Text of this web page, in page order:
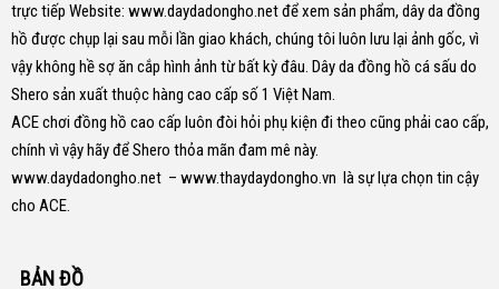
trực tiếp Website: www.daydadongho.netđể xem sản phẩm, dây da đồng
hồ được chụp lại sau mỗi lần giao khách, chúng tôi luôn lưu lại ảnh gốc, vì
vậy không hề sợ ăn cắp hình ảnh từ bất kỳ đâu. Dây da đồng hồ cá sấu do
Shero sản xuất thuộc hàng cao cấp số 1 Việt Nam.
ACE chơi đồng hồ cao cấp luôn đòi hỏi phụ kiện đi theo cũng phải cao cấp,
chính vì vậy hãy để Shero thỏa mãn đam mê này.
www.daydadongho.net – www.thaydaydongho.vn là sự lựa chọn tin cậy
cho ACE.
BẢN ĐỒ